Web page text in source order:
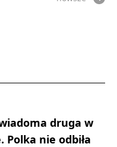
druga w
Polka nie odbiła